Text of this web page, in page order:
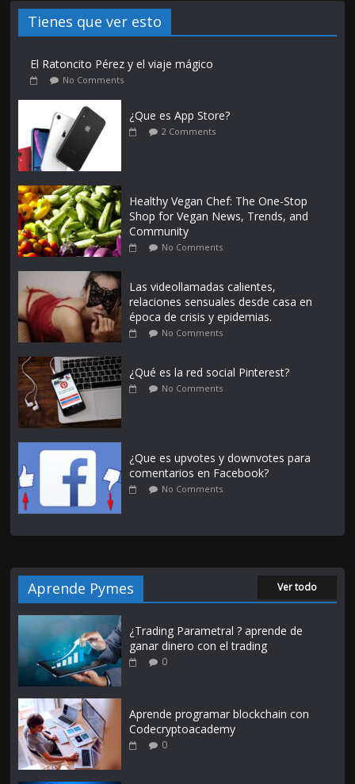
Tienes que ver esto
El Ratoncito Pérez y el viaje mágico
No Comments
¿Que es App Store?
2 Comments
Healthy Vegan Chef: The One-Stop
Shop for Vegan News, Trends, and
Community
No Comments
Las videollamadas calientes,
relaciones sensuales desde casa en
época de crisis y epidemias.
No Comments
¿Qué es la red social Pinterest?
No Comments
¿Que es upvotes y downvotes para
comentarios en Facebook?
No Comments
Aprende Pymes Ver todo
¿Trading Parametral ? aprende de
ganar dinero con el trading
0
Aprende programar blockchain con
Codecryptoacademy
0